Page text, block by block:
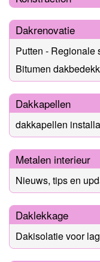
Dakrenovatie
Putten - Regionale
Bitumen
Dakkapellen
dakkapellen
Metalen interieur
Nieuws, tips en
Daklekkage
Dakisolatie voor